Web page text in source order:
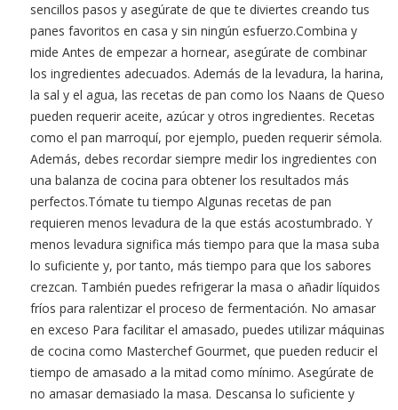
sencillos pasos y asegúrate de que te diviertes creando tus
panes favoritos en casa y sin ningún esfuerzo.Combina y
mide Antes de empezar a hornear, asegúrate de combinar
los ingredientes adecuados. Además de la levadura, la harina,
la sal y el agua, las recetas de pan como los Naans de Queso
pueden requerir aceite, azúcar y otros ingredientes. Recetas
como el pan marroquí, por ejemplo, pueden requerir sémola.
Además, debes recordar siempre medir los ingredientes con
una balanza de cocina para obtener los resultados más
perfectos.Tómate tu tiempo Algunas recetas de pan
requieren menos levadura de la que estás acostumbrado. Y
menos levadura significa más tiempo para que la masa suba
lo suficiente y, por tanto, más tiempo para que los sabores
crezcan. También puedes refrigerar la masa o añadir líquidos
fríos para ralentizar el proceso de fermentación. No amasar
en exceso Para facilitar el amasado, puedes utilizar máquinas
de cocina como Masterchef Gourmet, que pueden reducir el
tiempo de amasado a la mitad como mínimo. Asegúrate de
no amasar demasiado la masa. Descansa lo suficiente y